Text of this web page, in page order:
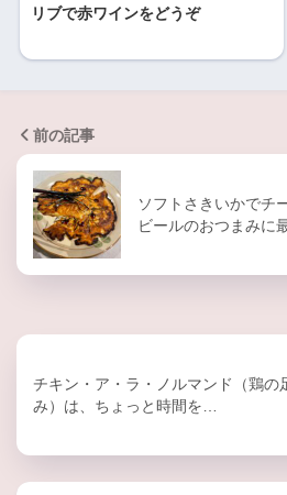
リブで赤ワインをどうぞ
前の記事
ソフトさきいかでチ
ビールのおつまみに
チキン・ア・ラ・ノルマンド（鶏の
み）は、ちょっと時間を…